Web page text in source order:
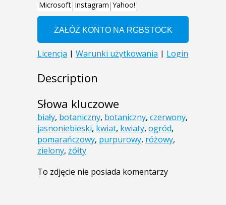
Description
Słowa kluczowe
biały, botaniczny, botaniczny, czerwony,
jasnoniebieski, kwiat, kwiaty, ogród,
pomarańczowy, purpurowy, różowy,
zielony, żółty
To zdjęcie nie posiada komentarzy